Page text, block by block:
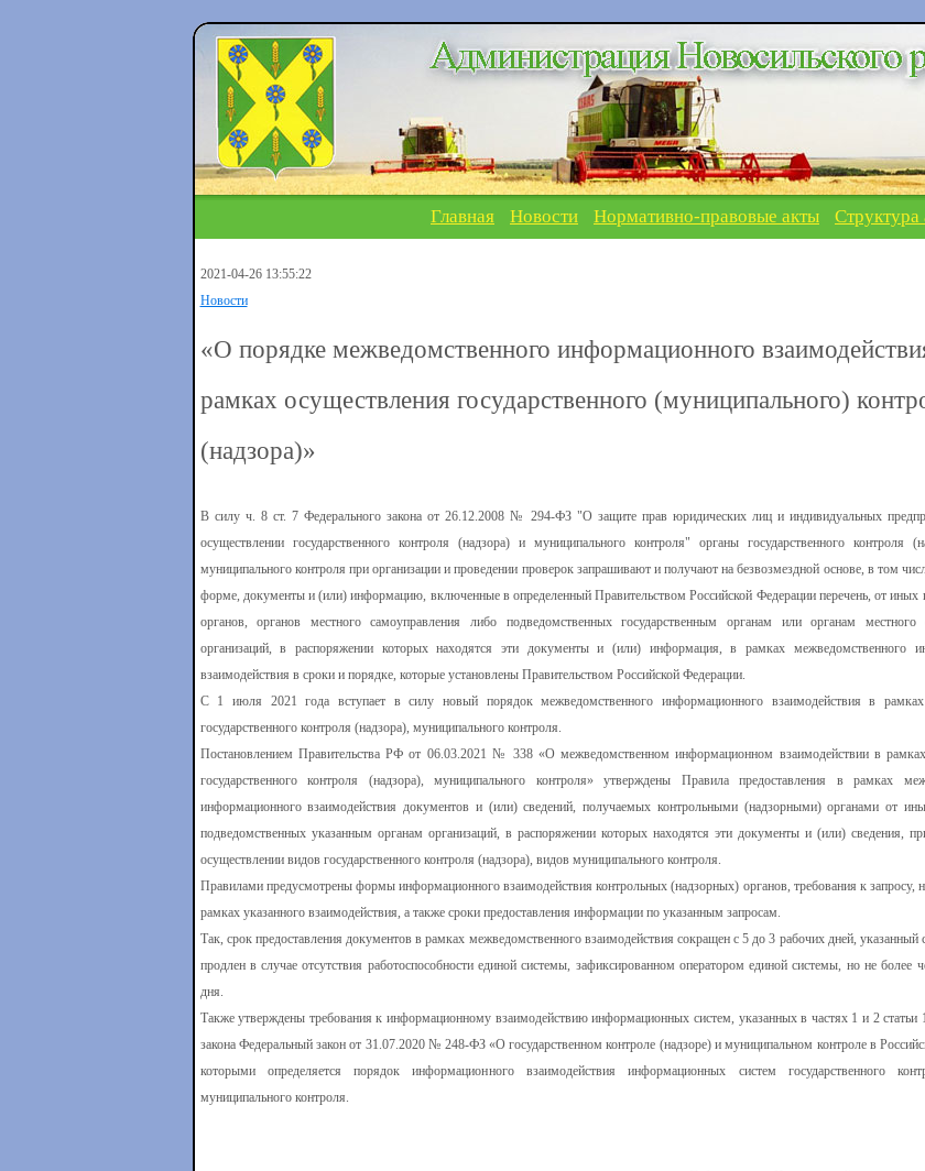
Главная Новости Нормативно-правовые акты
2021-04-26 13:55:22
Новости
«О порядке межведомственного информационного
рамках осуществления государственного (муниципального)
(надзора)»
В силу ч. 8 ст. 7 Федерального закона от 26.12.2008 № 294-ФЗ "О защите прав юридических лиц и индивидуальных
осуществлении государственного контроля (надзора) и муниципального контроля" органы государственного контроля
муниципального контроля при организации и проведении проверок запрашивают и получают на безвозмездной основе, в том
форме, документы и (или) информацию, включенные в определенный Правительством Российской Федерации перечень, от иных
органов, органов местного самоуправления либо подведомственных государственным органам или органам местного
организаций, в распоряжении которых находятся эти документы и (или) информация, в рамках межведомственного
взаимодействия в сроки и порядке, которые установлены Правительством Российской Федерации.
С 1 июля 2021 года вступает в силу новый порядок межведомственного информационного взаимодействия в рамках
государственного контроля (надзора), муниципального контроля.
Постановлением Правительства РФ от 06.03.2021 № 338 «О межведомственном информационном взаимодействии в рамках
государственного контроля (надзора), муниципального контроля» утверждены Правила предоставления в рамках
информационного взаимодействия документов и (или) сведений, получаемых контрольными (надзорными) органами от
подведомственных указанным органам организаций, в распоряжении которых находятся эти документы и (или) сведения,
осуществлении видов государственного контроля (надзора), видов муниципального контроля.
Правилами предусмотрены формы информационного взаимодействия контрольных (надзорных) органов, требования к запросу,
рамках указанного взаимодействия, а также сроки предоставления информации по указанным запросам.
Так, срок предоставления документов в рамках межведомственного взаимодействия сокращен с 5 до 3 рабочих дней,
продлен в случае отсутствия работоспособности единой системы, зафиксированном оператором единой системы, но не более
дня.
Также утверждены требования к информационному взаимодействию информационных систем, указанных в частях 1 и 2 статьи
закона Федеральный закон от 31.07.2020 № 248-ФЗ «О государственном контроле (надзоре) и муниципальном контроле в
которыми определяется порядок информационного взаимодействия информационных систем государственного
муниципального контроля.